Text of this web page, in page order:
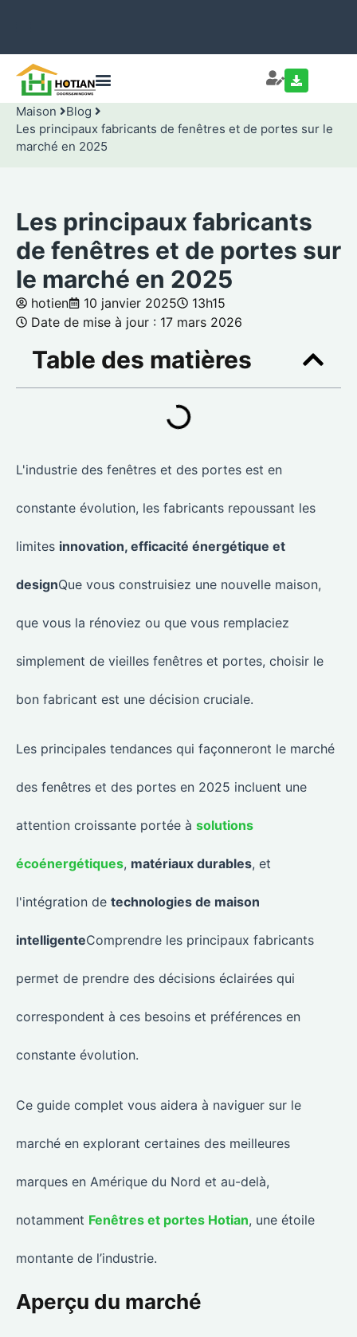
Maison
Blog
Les principaux fabricants de fenêtres et de portes sur le
marché en 2025
Les principaux fabricants
de fenêtres et de portes sur
le marché en 2025
hotien 10 janvier 2025
13h15
Date de mise à jour : 17 mars 2026
Table des matières
L'industrie des fenêtres et des portes est en
constante évolution, les fabricants repoussant les
limites innovation, efficacité énergétique et
designQue vous construisiez une nouvelle maison,
que vous la rénoviez ou que vous remplaciez
simplement de vieilles fenêtres et portes, choisir le
bon fabricant est une décision cruciale.
Les principales tendances qui façonneront le marché
des fenêtres et des portes en 2025 incluent une
attention croissante portée à solutions
écoénergétiques, matériaux durables, et
l'intégration de technologies de maison
intelligenteComprendre les principaux fabricants
permet de prendre des décisions éclairées qui
correspondent à ces besoins et préférences en
constante évolution.
Ce guide complet vous aidera à naviguer sur le
marché en explorant certaines des meilleures
marques en Amérique du Nord et au-delà,
notamment Fenêtres et portes Hotian, une étoile
montante de l’industrie.
Aperçu du marché